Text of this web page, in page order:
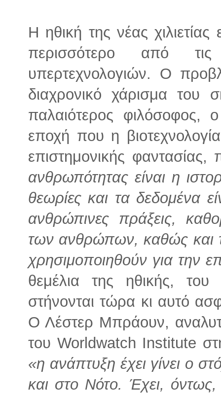
Η ηθική της νέας
περισσότερο από
υπερτεχνολογιών. Ο
διαχρονικό χάρισμα του
παλαιότερος φιλόσοφος,
εποχή που η
επιστημονικής
ανθρωπότητας είναι η
θεωρίες και τα δεδομένα
ανθρώπινες πράξεις,
των ανθρώπων, καθώς και
χρησιμοποιηθούν για την
θεμέλια της ηθικής,
στήνονται τώρα κι αυτό
Ο Λέστερ Μπράουν,
του Worldwatch Institute
«η ανάπτυξη έχει γίνει ο
και στο Νότο. Έχει, όντως,